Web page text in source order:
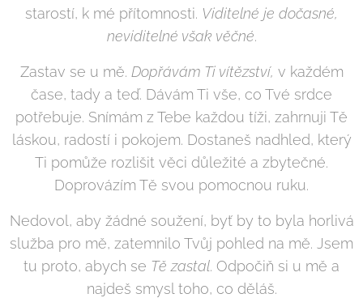
starostí, k mé přítomnosti. Viditelné je dočasné,
neviditelné však věčné.
Zastav se u mě. Dopřávám Ti vítězství, v každém
čase, tady a teď. Dávám Ti vše, co Tvé srdce
potřebuje. Snímám z Tebe každou tíži, zahrnuji Tě
láskou, radostí i pokojem. Dostaneš nadhled, který
Ti pomůže rozlišit věci důležité a zbytečné.
Doprovázím Tě svou pomocnou ruku.
Nedovol, aby žádné soužení, byť by to byla horlivá
služba pro mě, zatemnilo Tvůj pohled na mě. Jsem
tu proto, abych se Tě zastal. Odpočiň si u mě a
najdeš smysl toho, co děláš.